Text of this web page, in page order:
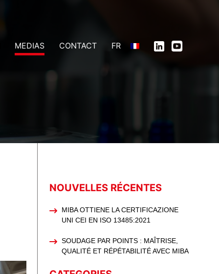
MEDIAS CONTACT FR
NOUVELLES RÉCENTES
MIBA OTTIENE LA CERTIFICAZIONE
UNI CEI EN ISO 13485:2021
SOUDAGE PAR POINTS : MAÎTRISE,
QUALITÉ ET RÉPÉTABILITÉ AVEC MIBA